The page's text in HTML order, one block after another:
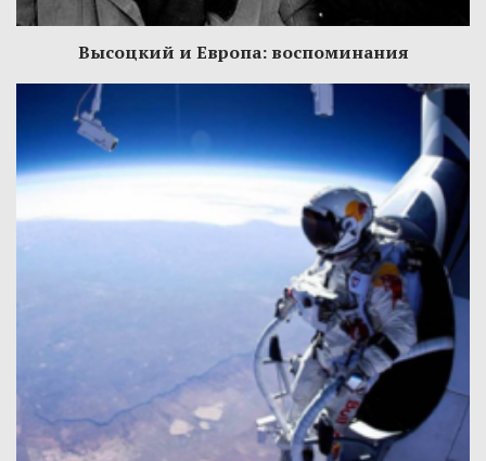
Высоцкий и Европа: воспоминания